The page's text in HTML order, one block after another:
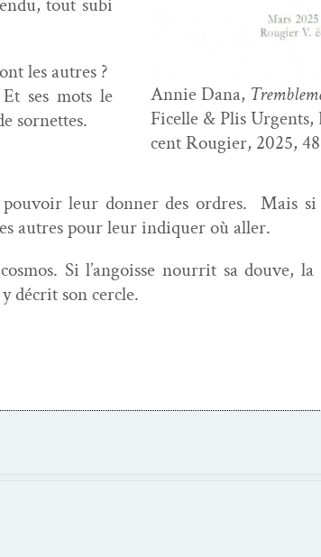
les autres ?
ses mots le
sornettes.
Annie Dana,
Ficelle & Plis
cent Rougi­er, 2025,
leur don­ner des ordres. Mais si
autres pour leur indi­quer où aller.
Si l’angoisse nour­rit sa dou­ve, la
décrit son cercle.